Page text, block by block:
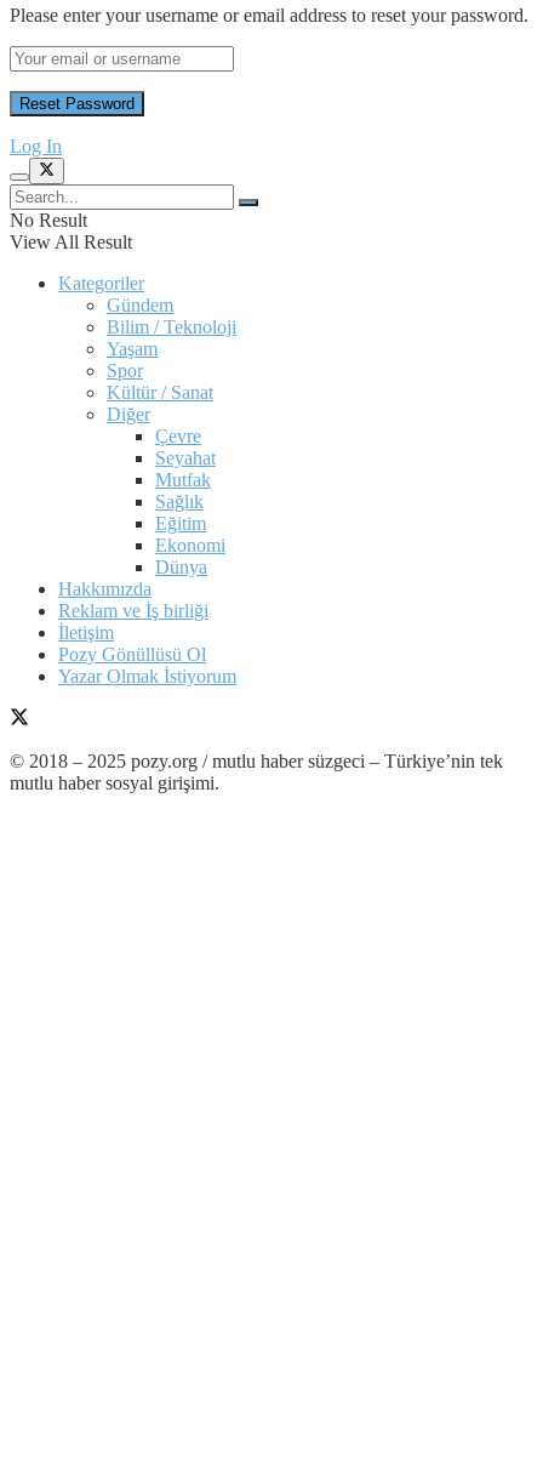
Please enter your username or email address to reset your password.
Log In
No Result
View All Result
Kategoriler
Gündem
Bilim / Teknoloji
Yaşam
Spor
Kültür / Sanat
Diğer
Çevre
Seyahat
Mutfak
Sağlık
Eğitim
Ekonomi
Dünya
Hakkımızda
Reklam ve İş birliği
İletişim
Pozy Gönüllüsü Ol
Yazar Olmak İstiyorum
© 2018 – 2025 pozy.org / mutlu haber süzgeci – Türkiye’nin tek
mutlu haber sosyal girişimi.